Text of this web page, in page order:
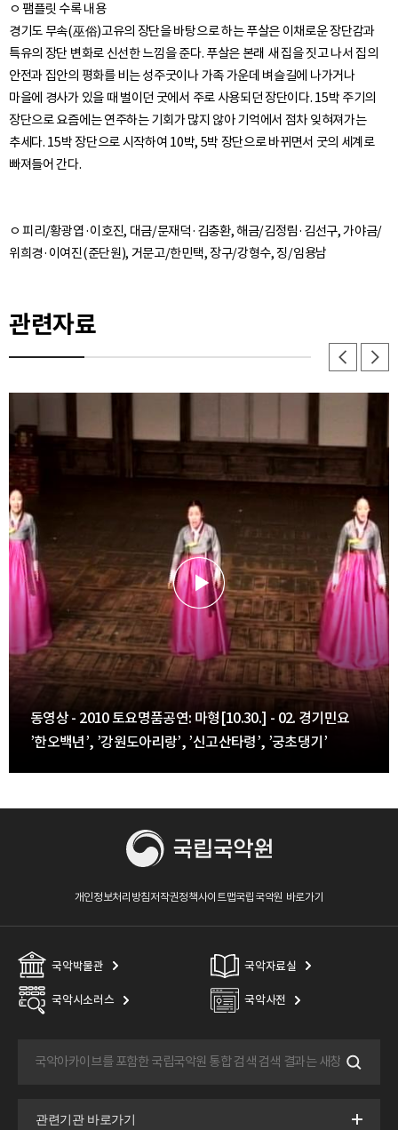
ㅇ 팸플릿 수록 내용
경기도 무속(巫俗)고유의 장단을 바탕으로 하는 푸살은 이채로운 장단감과
특유의 장단 변화로 신선한 느낌을 준다. 푸살은 본래 새 집을 짓고 나서 집의
안전과 집안의 평화를 비는 성주굿이나 가족 가운데 벼슬길에 나가거나
마을에 경사가 있을 때 벌이던 굿에서 주로 사용되던 장단이다. 15박 주기의
장단으로 요즘에는 연주하는 기회가 많지 않아 기억에서 점차 잊혀져가는
추세다. 15박 장단으로 시작하여 10박, 5박 장단으로 바뀌면서 굿의 세계로
ㅇ 피리/황광엽·이호진, 대금/문재덕·김충환, 해금/김정림·김선구, 가야금/
관련자료
동영상 - 2010 토요명품공연: 마형[10.30.] - 02. 경기민요
’한오백년’, ’강원도아리랑’, ’신고산타령’, ’궁초댕기’
개인정보처리방침저작권정책사이트맵국립국악원 바로가기
국악박물관 국악자료실
국악시소러스 국악사전